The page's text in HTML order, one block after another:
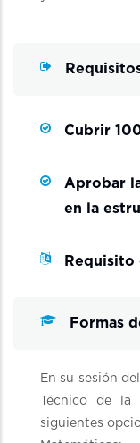
Cubrir
Aprobar
en la
Requisito
Formas
En su sesión
Técnico de la
siguientes